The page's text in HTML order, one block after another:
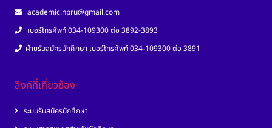
academic.npru@gmail.com
เบอร์โทรศัพท์ 034-109300 ต่อ 3892-3893
ฝ่ายรับสมัครนักศึกษา เบอร์โทรศัพท์ 034-109300 ต่อ 3891
ลิงค์ที่เกี่ยวข้อง
ระบบรับสมัครนักศึกษา